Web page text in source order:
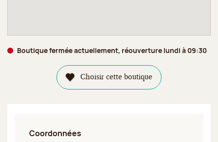
Boutique fermée actuellement, réouverture lundi à 09:30
Choisir cette boutique
Coordonnées